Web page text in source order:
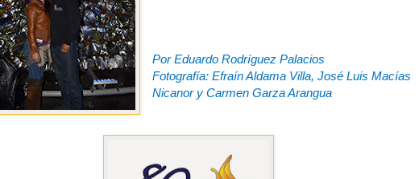
Por Eduardo Rodríguez Palacios
Fotografía: Efraín Aldama Villa, José Luis Macías
Nicanor y Carmen Garza Arangua